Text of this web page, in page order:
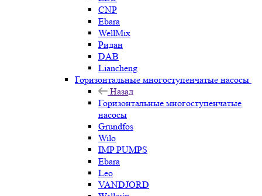
CNP
Ebara
WellMix
Ридан
DAB
Liancheng
Горизонтальные многоступенчатые насосы
Назад
Горизонтальные многоступенчатые
насосы
Grundfos
Wilo
IMP PUMPS
Ebara
Leo
VANDJORD